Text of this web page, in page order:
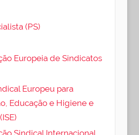
(PS)
Europeia de Sindicatos
Europeu para
Educação e Higiene e